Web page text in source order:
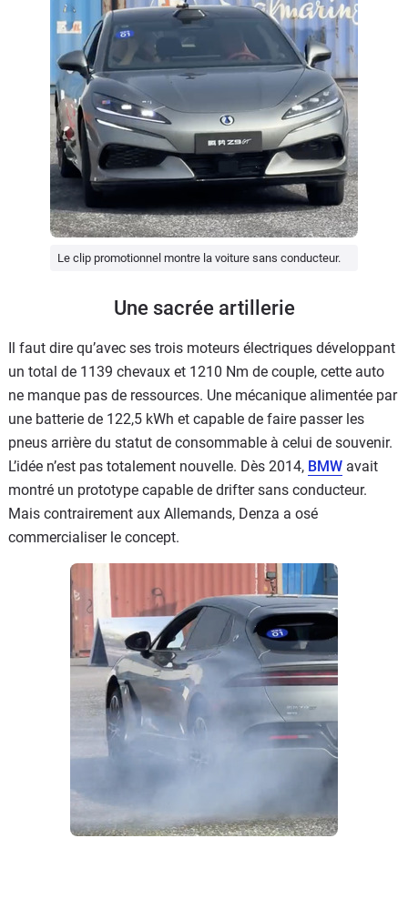
Le clip promotionnel montre la voiture sans conducteur.
Une sacrée artillerie
Il faut dire qu’avec ses trois moteurs électriques développant
un total de 1139 chevaux et 1210 Nm de couple, cette auto
ne manque pas de ressources. Une mécanique alimentée par
une batterie de 122,5 kWh et capable de faire passer les
pneus arrière du statut de consommable à celui de souvenir.
L’idée n’est pas totalement nouvelle. Dès 2014, BMW avait
montré un prototype capable de drifter sans conducteur.
Mais contrairement aux Allemands, Denza a osé
commercialiser le concept.